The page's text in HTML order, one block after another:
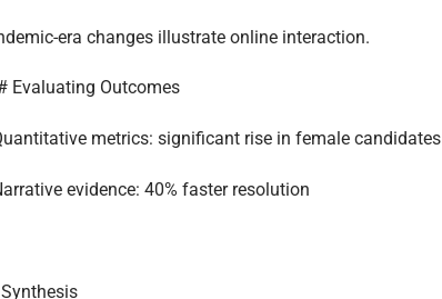
era changes illustrate online interaction.
Evaluating Outcomes
metrics: significant rise in female candidates
evidence: 40% faster resolution